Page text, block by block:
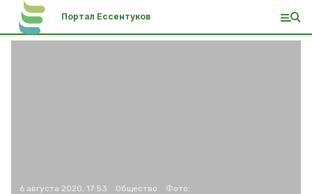
Портал Ессентуков
6 августа 2020, 17:53 Общество Фото: